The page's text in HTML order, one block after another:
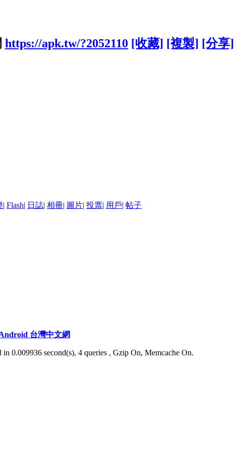
https://apk.tw/?2052110 [收藏] [複製] [分享]
| Flash| 日誌| 相冊| 圖片| 投票| 用戶| 帖子
台灣中文網
in 0.009936 second(s), 4 queries , Gzip On, Memcache On.